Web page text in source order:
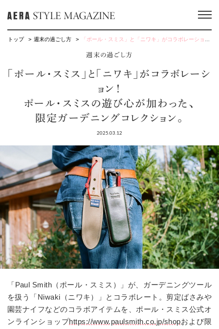
トップ 週末の過ごし方 「ポール・スミス」と「ニワキ」がコラボレーション！ポール・スミスの遊び心が加わった、限定ガーデニングコレクション。
週末の過ごし方
「ポール・スミス」と「ニワキ」がコラボレーシ
ョン！
ポール・スミスの遊び心が加わった、
限定ガーデニングコレクション。
2025.03.12
「Paul Smith（ポール・スミス）」が、ガーデニングツール
を扱う「Niwaki（ニワキ）」とコラボレート。剪定ばさみや
園芸ナイフなどのコラボアイテムを、ポール・スミス公式オ
ンラインショップhttps://www.paulsmith.co.jp/shopおよび限